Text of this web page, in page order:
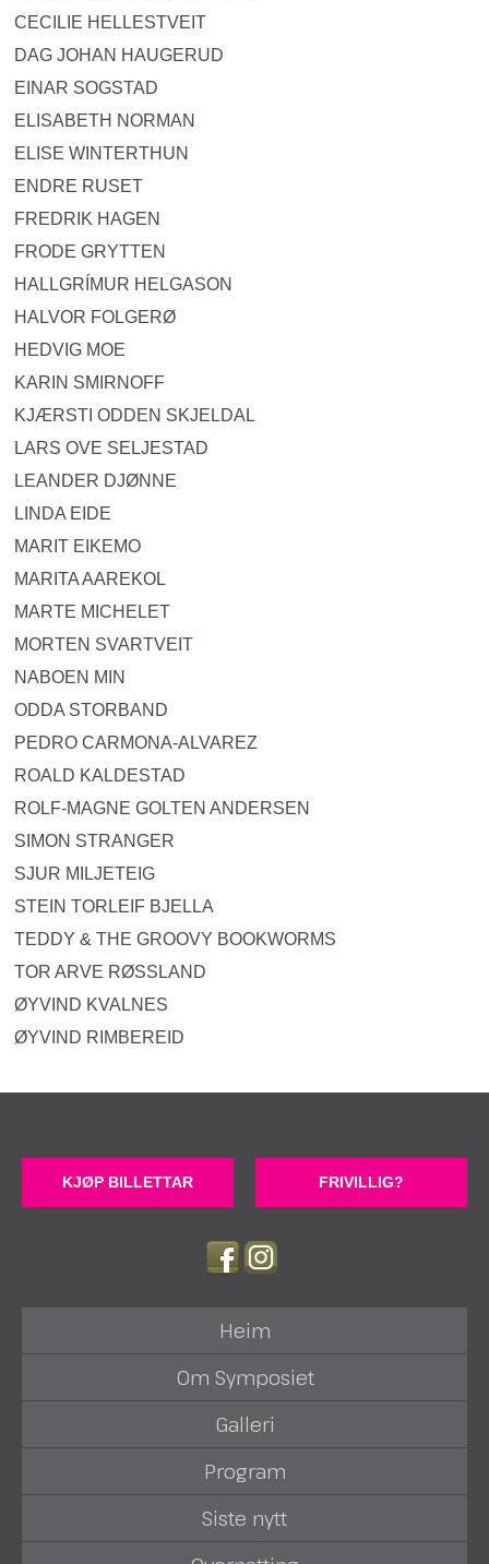
CECILIE HELLESTVEIT
DAG JOHAN HAUGERUD
EINAR SOGSTAD
ELISABETH NORMAN
ELISE WINTERTHUN
ENDRE RUSET
FREDRIK HAGEN
FRODE GRYTTEN
HALLGRÍMUR HELGASON
HALVOR FOLGERØ
HEDVIG MOE
KARIN SMIRNOFF
KJÆRSTI ODDEN SKJELDAL
LARS OVE SELJESTAD
LEANDER DJØNNE
LINDA EIDE
MARIT EIKEMO
MARITA AAREKOL
MARTE MICHELET
MORTEN SVARTVEIT
NABOEN MIN
ODDA STORBAND
PEDRO CARMONA-ALVAREZ
ROALD KALDESTAD
ROLF-MAGNE GOLTEN ANDERSEN
SIMON STRANGER
SJUR MILJETEIG
STEIN TORLEIF BJELLA
TEDDY & THE GROOVY BOOKWORMS
TOR ARVE RØSSLAND
ØYVIND KVALNES
ØYVIND RIMBEREID
KJØP BILLETTAR FRIVILLIG?
Heim
Om Symposiet
Galleri
Program
Siste nytt